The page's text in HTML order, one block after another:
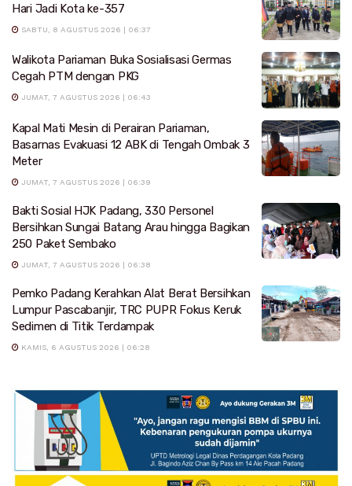
Hari Jadi Kota ke-357
SABTU, 8 AGUSTUS 2026 | 06:37
Walikota Pariaman Buka Sosialisasi Germas
Cegah PTM dengan PKG
JUMAT, 7 AGUSTUS 2026 | 06:43
Kapal Mati Mesin di Perairan Pariaman,
Basarnas Evakuasi 12 ABK di Tengah Ombak 3
Meter
JUMAT, 7 AGUSTUS 2026 | 06:39
Bakti Sosial HJK Padang, 330 Personel
Bersihkan Sungai Batang Arau hingga Bagikan
250 Paket Sembako
JUMAT, 7 AGUSTUS 2026 | 06:38
Pemko Padang Kerahkan Alat Berat Bersihkan
Lumpur Pascabanjir, TRC PUPR Fokus Keruk
Sedimen di Titik Terdampak
KAMIS, 6 AGUSTUS 2026 | 06:28